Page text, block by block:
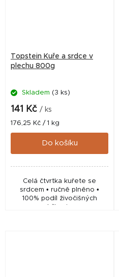
Topstein Kuře a srdce v
plechu 800g
Skladem (3 ks)
141 Kč / ks
Měrná
cena:
176,25 Kč / 1 kg
Do košíku
Celá čtvrtka kuřete se
srdcem • ručně plněno •
100% podíl živočišných